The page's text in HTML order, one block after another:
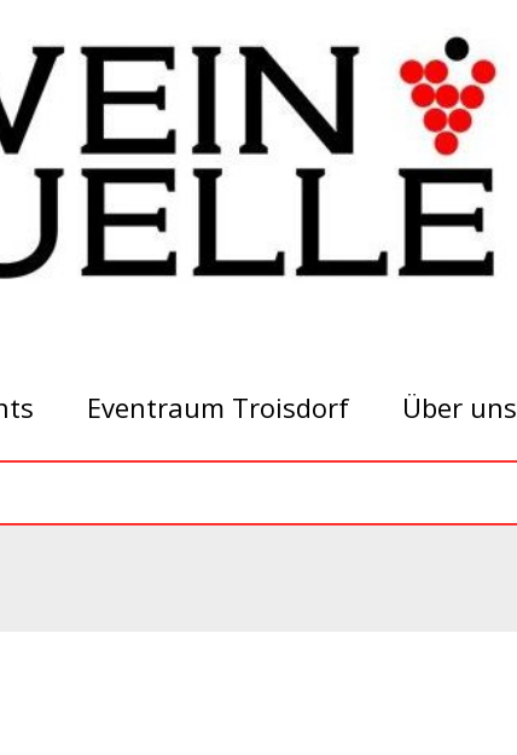
Eventraum Troisdorf Über uns